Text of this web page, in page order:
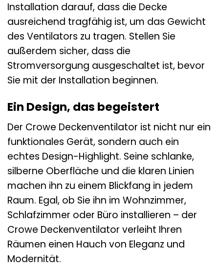
Installation darauf, dass die Decke
ausreichend tragfähig ist, um das Gewicht
des Ventilators zu tragen. Stellen Sie
außerdem sicher, dass die
Stromversorgung ausgeschaltet ist, bevor
Sie mit der Installation beginnen.
Ein Design, das begeistert
Der Crowe Deckenventilator ist nicht nur ein
funktionales Gerät, sondern auch ein
echtes Design-Highlight. Seine schlanke,
silberne Oberfläche und die klaren Linien
machen ihn zu einem Blickfang in jedem
Raum. Egal, ob Sie ihn im Wohnzimmer,
Schlafzimmer oder Büro installieren – der
Crowe Deckenventilator verleiht Ihren
Räumen einen Hauch von Eleganz und
Modernität.